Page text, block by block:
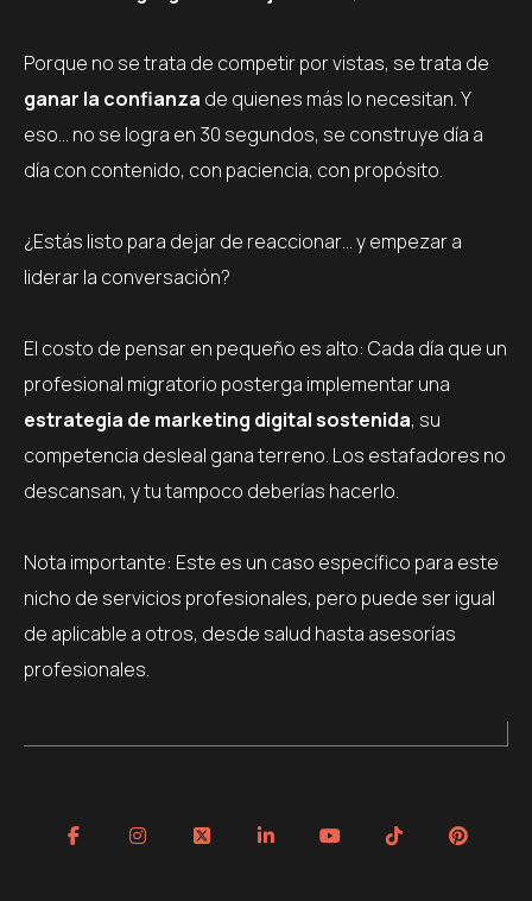
Porque no se trata de competir por vistas, se trata de
ganar la confianza de quienes más lo necesitan. Y
eso… no se logra en 30 segundos, se construye día a
día con contenido, con paciencia, con propósito.
¿Estás listo para dejar de reaccionar… y empezar a
liderar la conversación?
El costo de pensar en pequeño es alto: Cada día que un
profesional migratorio posterga implementar una
estrategia de marketing digital sostenida, su
competencia desleal gana terreno. Los estafadores no
descansan, y tu tampoco deberías hacerlo.
Nota importante: Este es un caso específico para este
nicho de servicios profesionales, pero puede ser igual
de aplicable a otros, desde salud hasta asesorías
profesionales.